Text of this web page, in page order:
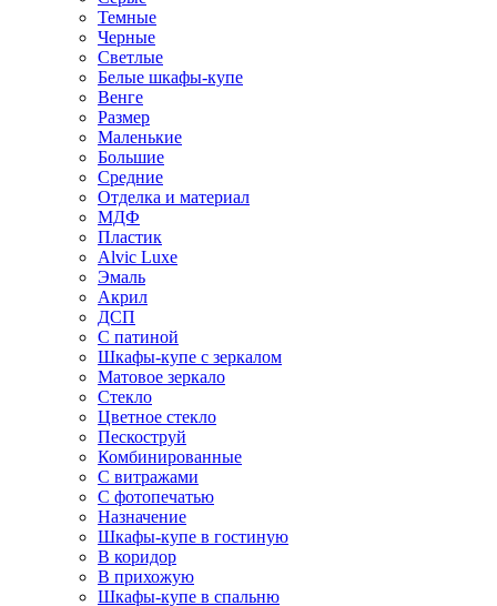
Темные
Черные
Светлые
Белые шкафы-купе
Венге
Размер
Маленькие
Большие
Средние
Отделка и материал
МДФ
Пластик
Alvic Luxe
Эмаль
Акрил
ДСП
С патиной
Шкафы-купе с зеркалом
Матовое зеркало
Стекло
Цветное стекло
Пескоструй
Комбинированные
С витражами
С фотопечатью
Назначение
Шкафы-купе в гостиную
В коридор
В прихожую
Шкафы-купе в спальню